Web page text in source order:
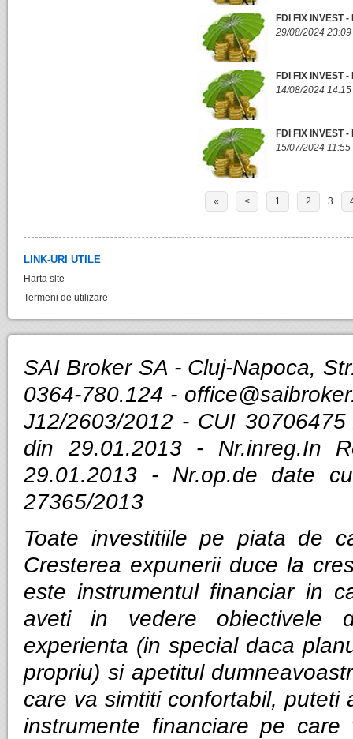
FDI FIX INVEST
29/08/2024 23:09
FDI FIX INVEST
14/08/2024 14:15
FDI FIX INVEST
15/07/2024 11:55
« < 1 2 3
LINK-URI UTILE
Harta site
Termeni de utilizare
SAI Broker SA - Cluj-Napoca,
0364-780.124 -
J12/2603/2012 - CUI
din 29.01.2013 - Nr.inreg.In
29.01.2013 - Nr.op.de date
27365/2013
Toate investitiile pe piata de
Cresterea expunerii duce la
este instrumentul financiar in
aveti in vedere obiectivele
experienta (in special daca
propriu) si apetitul
care va simtiti confortabil, puteti
instrumente financiare pe